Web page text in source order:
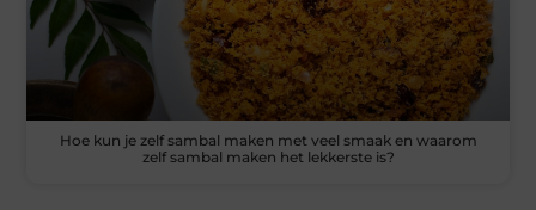
Hoe kun je zelf sambal maken met veel smaak en waarom
zelf sambal maken het lekkerste is?